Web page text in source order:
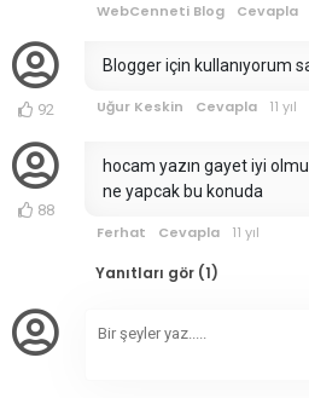
WebCenneti Blog Cevapla
92
Blogger için kullanıyorum
Uğur Keskin Cevapla 11 yıl
88
hocam yazın gayet iyi
ne yapcak bu konuda
Ferhat Cevapla 11 yıl
Yanıtları gör (1)